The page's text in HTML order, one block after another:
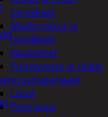
tarvikkeet
Maaliruiskut ja
tarvikkeet
Naulaimet
Pulttipyssyt ja räikät
Listat
Pienrauta